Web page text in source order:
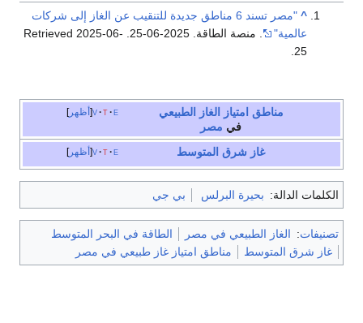
^
"مصر تسند 6 مناطق جديدة للتنقيب عن الغاز إلى شركات
عالمية"
. منصة الطاقة. 2025-06-25
2025-06-
25
أظهر v t e مناطق امتياز
الغاز الطبيعي
في مصر
أظهر v t e غاز شرق المتوسط
الكلمات الدالة: بحيرة البرلس بي جي
تصنيفات: الغاز الطبيعي في مصر
الطاقة في البحر المتوسط
غاز شرق المتوسط
مناطق امتياز غاز طبيعي في مصر